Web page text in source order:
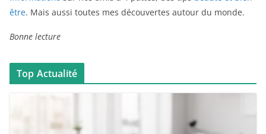
être. Mais aussi toutes mes découvertes autour du monde.
Bonne lecture
Top Actualité